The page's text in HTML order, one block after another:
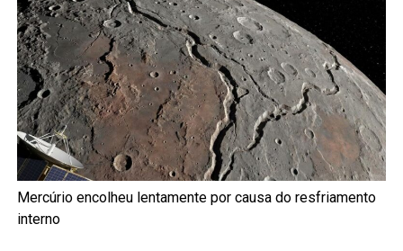
Mercúrio encolheu lentamente por causa do resfriamento
interno